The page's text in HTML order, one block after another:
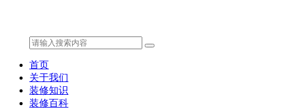
首页
关于我们
装修知识
装修百科